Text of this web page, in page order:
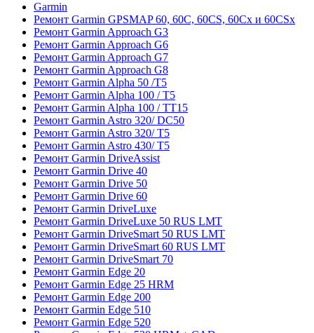
Garmin
Ремонт Garmin GPSMAP 60, 60C, 60CS, 60Cx и 60CSx
Ремонт Garmin Approach G3
Ремонт Garmin Approach G6
Ремонт Garmin Approach G7
Ремонт Garmin Approach G8
Ремонт Garmin Alpha 50 /T5
Ремонт Garmin Alpha 100 / T5
Ремонт Garmin Alpha 100 / TT15
Ремонт Garmin Astro 320/ DC50
Ремонт Garmin Astro 320/ T5
Ремонт Garmin Astro 430/ T5
Ремонт Garmin DriveAssist
Ремонт Garmin Drive 40
Ремонт Garmin Drive 50
Ремонт Garmin Drive 60
Ремонт Garmin DriveLuxe
Ремонт Garmin DriveLuxe 50 RUS LMT
Ремонт Garmin DriveSmart 50 RUS LMT
Ремонт Garmin DriveSmart 60 RUS LMT
Ремонт Garmin DriveSmart 70
Ремонт Garmin Edge 20
Ремонт Garmin Edge 25 HRM
Ремонт Garmin Edge 200
Ремонт Garmin Edge 510
Ремонт Garmin Edge 520